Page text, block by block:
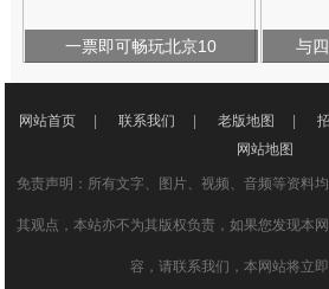
一票即可畅玩北京10 与
网站首页 | 联系我们 | 老版地图 |
网站地图
免责声明：所有文字、图片、视频、音频等资料
其观点，本站亦不为其版权负责，如果您发现本
容，请联系我们，本网站将立即